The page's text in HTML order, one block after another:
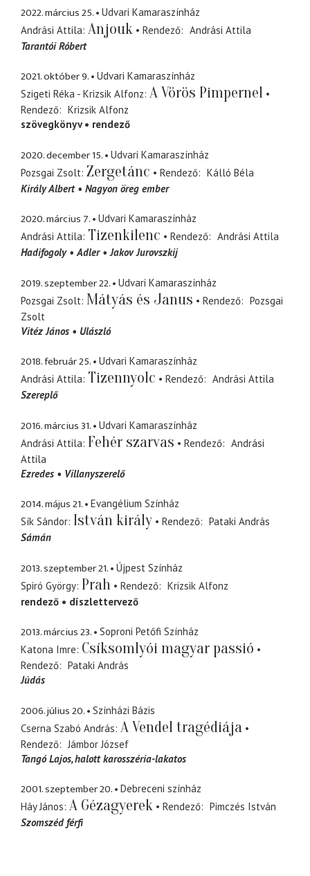
2022. március 25.
Udvari Kamaraszínház
Andrási Attila Anjouk Rendező
Andrási Attila
Tarantói Róbert
2021. október 9.
Udvari Kamaraszínház
Szigeti Réka - Krizsik Alfonz A Vörös Pimpernel
Rendező
Krizsik Alfonz
szövegkönyv
rendező
2020. december 15.
Udvari Kamaraszínház
Pozsgai Zsolt Zergetánc Rendező
Kálló Béla
Király Albert
Nagyon öreg ember
2020. március 7.
Udvari Kamaraszínház
Andrási Attila Tizenkilenc Rendező
Andrási Attila
Hadifogoly
Adler Jakov Jurovszkij
2019. szeptember 22.
Udvari Kamaraszínház
Pozsgai Zsolt Mátyás és Janus Rendező
Pozsgai
Zsolt
Vitéz János
Ulászló
2018. február 25.
Udvari Kamaraszínház
Andrási Attila Tizennyolc Rendező
Andrási Attila
Szereplő
2016. március 31.
Udvari Kamaraszínház
Andrási Attila Fehér szarvas Rendező
Andrási
Attila
Ezredes
Villanyszerelő
2014. május 21.
Evangélium Színház
Sík Sándor István király Rendező
Pataki András
Sámán
2013. szeptember 21.
Újpest Színház
Spiró György Prah Rendező
Krizsik Alfonz
rendező
díszlettervező
2013. március 23.
Soproni Petőfi Színház
Katona Imre Csíksomlyói magyar passió
Rendező
Pataki András
Júdás
2006. július 20.
Színházi Bázis
Cserna Szabó András A Vendel tragédiája
Rendező
Jámbor József
Tangó Lajos halott karosszéria-lakatos
2001. szeptember 20.
Debreceni színház
Háy János A Gézagyerek Rendező
Pimczés István
Szomszéd férfi